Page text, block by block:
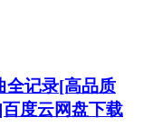
全记录[高品质
度云网盘下载